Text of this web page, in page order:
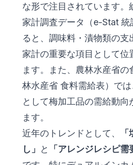
な形で注目されています。
家計調査データ（e-Stat 統
ると、調味料・漬物類の支
家計の重要な項目として位
ます。また、農林水産省の
林水産省 食料需給表）で
として梅加工品の需給動向
ます。
近年のトレンドとして、
し」
と 「アレンジレシピ需